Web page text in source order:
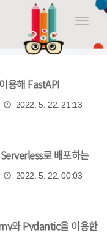
Toggle
용해 FastAPI
2022. 5. 22. 21:13
로 배포하는
2022. 5. 22. 00:03
와 Pydantic을 이용한